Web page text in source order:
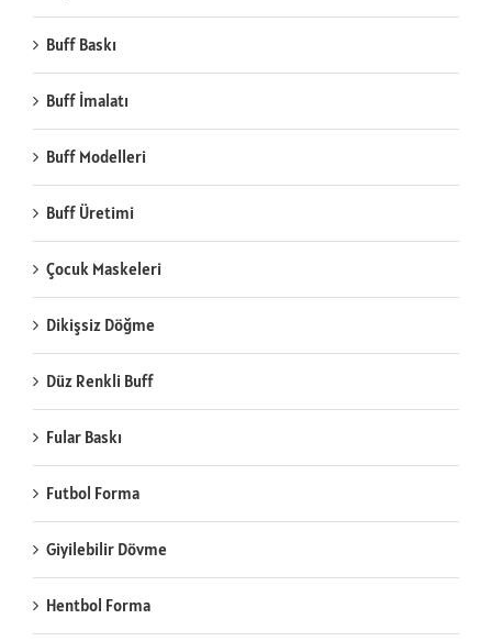
Buff Baskı
Buff İmalatı
Buff Modelleri
Buff Üretimi
Çocuk Maskeleri
Dikişsiz Döğme
Düz Renkli Buff
Fular Baskı
Futbol Forma
Giyilebilir Dövme
Hentbol Forma